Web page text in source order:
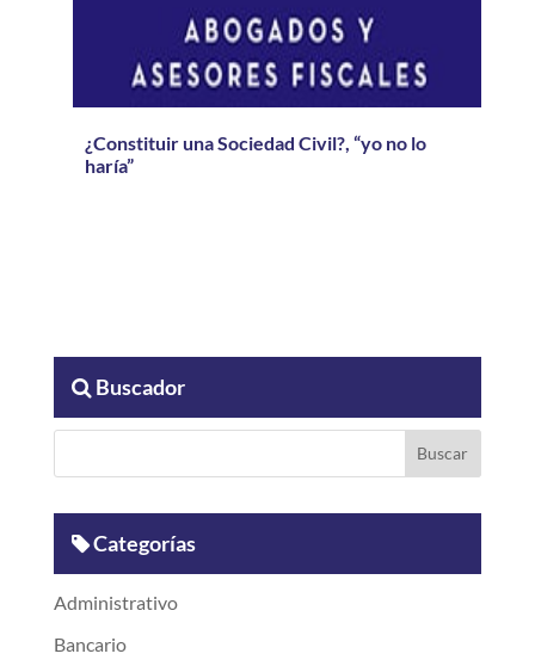
¿Constituir una Sociedad Civil?, “yo no lo
haría”
Buscador
Categorías
Administrativo
Bancario